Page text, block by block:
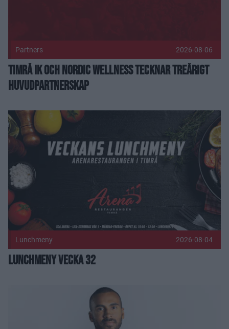
Partners 2026-08-06
Timrå IK och Nordic Wellness tecknar treårigt
huvudpartnerskap
Lunchmeny vecka 32 Publicerad 2026-08-04
Lunchmeny 2026-08-04
Lunchmeny vecka 32
Jeremy Boyce kliver in i Timrå IKs organisation Publicerad